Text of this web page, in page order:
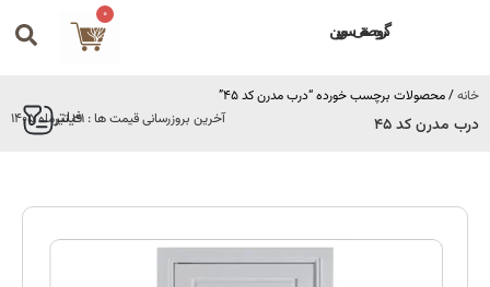
گروه صنعتی سورین
0
خانه/ محصولات برچسب خورده “درب مدرن کد 45”
فیلتر درب مدرن کد 45 آخرین بروزرسانی قیمت ها : 31 تیرماه 1405